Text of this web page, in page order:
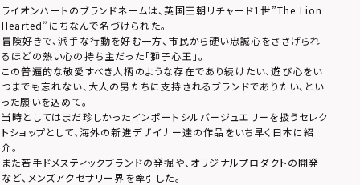
ライオンハートのブランドネームは、英国王朝リチャード1世”The Lion
Hearted”にちなんで名づけられた。
冒険好きで、派手な行動を好む一方、市民から硬い忠誠心をささげられ
るほどの熱い心の持ち主だった「獅子心王」。
この普遍的な敬愛すべき人柄のような存在であり続けたい、遊び心をい
つまでも忘れない、大人の男たちに支持されるブランドでありたい、とい
った願いを込めて。
当時としてはまだ珍しかったインポートシルバージュエリーを扱うセレク
トショップとして、海外の新進デザイナー達の作品をいち早く日本に紹
介。
また若手ドメスティックブランドの発掘や、オリジナルプロダクトの開発
など、メンズアクセサリー界を牽引した。